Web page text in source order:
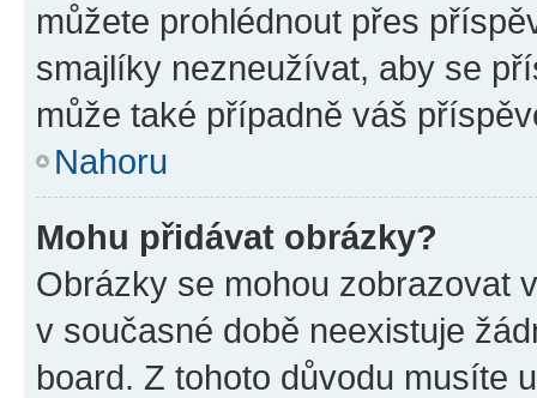
můžete prohlédnout přes
smajlíky nezneužívat, aby se
může také případně váš
Nahoru
Mohu přidávat obrázky?
Obrázky se mohou zobrazovat
v současné době neexistuje
board. Z tohoto důvodu musíte